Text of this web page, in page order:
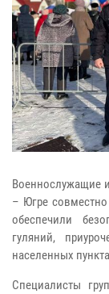
Военнослужащие
– Югре
обеспечили
гуляний,
населенных
Специалисты